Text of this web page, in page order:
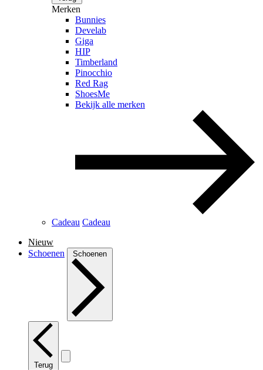
Merken
Bunnies
Develab
Giga
HIP
Timberland
Pinocchio
Red Rag
ShoesMe
Bekijk alle merken
Cadeau Cadeau
Nieuw
Schoenen
Schoenen
Terug